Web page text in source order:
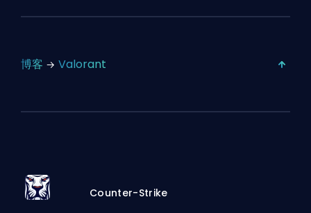
博客 Valorant
Counter-Strike